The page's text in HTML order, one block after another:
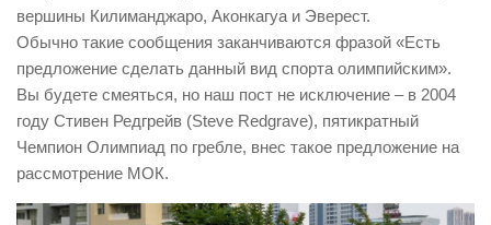
вершины Килиманджаро, Аконкагуа и Эверест.
Обычно такие сообщения заканчиваются фразой «Есть
предложение сделать данный вид спорта олимпийским».
Вы будете смеяться, но наш пост не исключение – в 2004
году Стивен Редгрейв (Steve Redgrave), пятикратный
Чемпион Олимпиад по гребле, внес такое предложение на
рассмотрение МОК.